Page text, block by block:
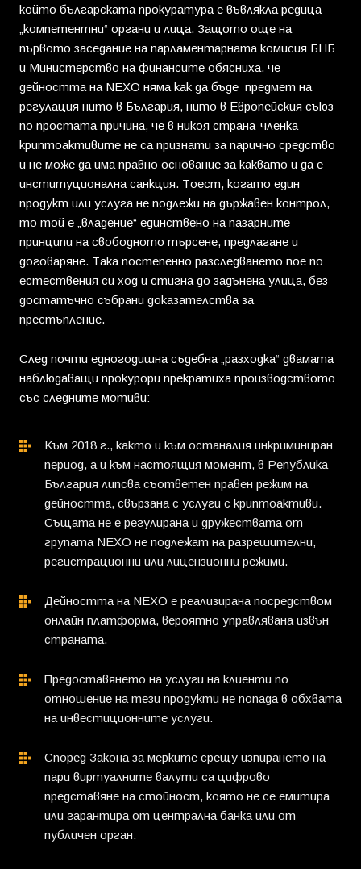
който българската прокуратура е въвлякла редица
„компетентни“ органи и лица. Защото още на
първото заседание на парламентарната комисия БНБ
и Министерство на финансите обясниха, че
дейността на NEXO няма как да бъде предмет на
регулация нито в България, нито в Европейския съюз
по простата причина, че в никоя страна-членка
криптоактивите не са признати за парично средство
и не може да има правно основание за каквато и да е
институционална санкция. Тоест, когато един
продукт или услуга не подлежи на държавен контрол,
то той е „владение“ единствено на пазарните
принципи на свободното търсене, предлагане и
договаряне. Така постепенно разследването пое по
естествения си ход и стигна до задънена улица, без
достатъчно събрани доказателства за
престъпление.
След почти едногодишна съдебна „разходка“ двамата
наблюдаващи прокурори прекратиха производството
със следните мотиви:
Към 2018 г., както и към останалия инкриминиран
период, а и към настоящия момент, в Република
България липсва съответен правен режим на
дейността, свързана с услуги с криптоактиви.
Същата не е регулирана и дружествата от
групата NEXO не подлежат на разрешителни,
регистрационни или лицензионни режими.
Дейността на NEXO е реализирана посредством
онлайн платформа, вероятно управлявана извън
страната.
Предоставянето на услуги на клиенти по
отношение на тези продукти не попада в обхвата
на инвестиционните услуги.
Според Закона за мерките срещу изпирането на
пари виртуалните валути са цифрово
представяне на стойност, която не се емитира
или гарантира от централна банка или от
публичен орган.